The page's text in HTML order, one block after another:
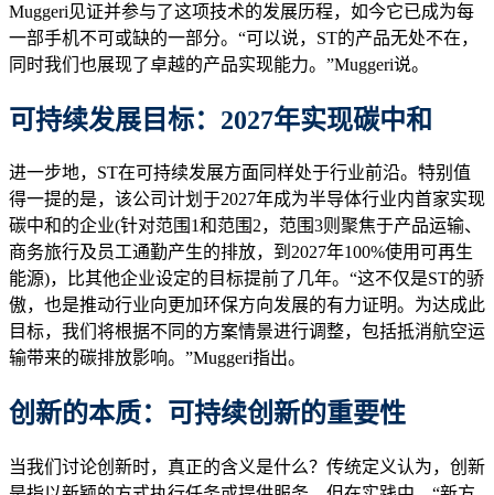
Muggeri见证并参与了这项技术的发展历程，如今它已成为每
一部手机不可或缺的一部分。“可以说，ST的产品无处不在，
同时我们也展现了卓越的产品实现能力。”Muggeri说。
可持续发展目标：2027年实现碳中和
进一步地，ST在可持续发展方面同样处于行业前沿。特别值
得一提的是，该公司计划于2027年成为半导体行业内首家实现
碳中和的企业(针对范围1和范围2，范围3则聚焦于产品运输、
商务旅行及员工通勤产生的排放，到2027年100%使用可再生
能源)，比其他企业设定的目标提前了几年。“这不仅是ST的骄
傲，也是推动行业向更加环保方向发展的有力证明。为达成此
目标，我们将根据不同的方案情景进行调整，包括抵消航空运
输带来的碳排放影响。”Muggeri指出。
创新的本质：可持续创新的重要性
当我们讨论创新时，真正的含义是什么？传统定义认为，创新